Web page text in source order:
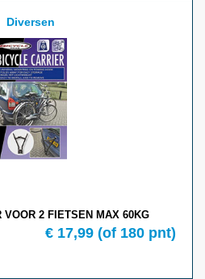
Diversen
VOOR 2 FIETSEN MAX 60KG
€ 17,99 (of 180 pnt)